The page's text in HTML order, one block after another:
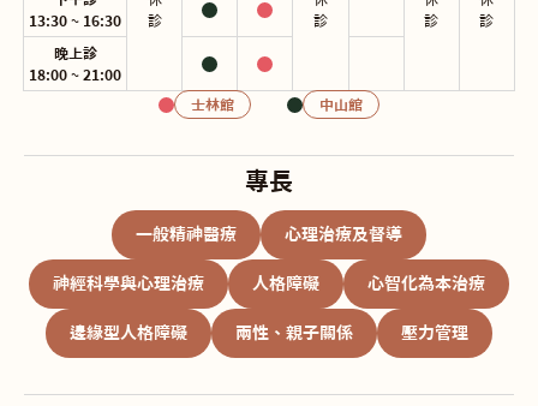
13:30 ~ 16:30
晚上診
18:00 ~ 21:00
診
診
診
診
士林館 中山館
專長
一般精神醫療 心理治療及督導
神經科學與心理治療 人格障礙 心智化為本治療
邊緣型人格障礙 兩性、親子關係 壓力管理